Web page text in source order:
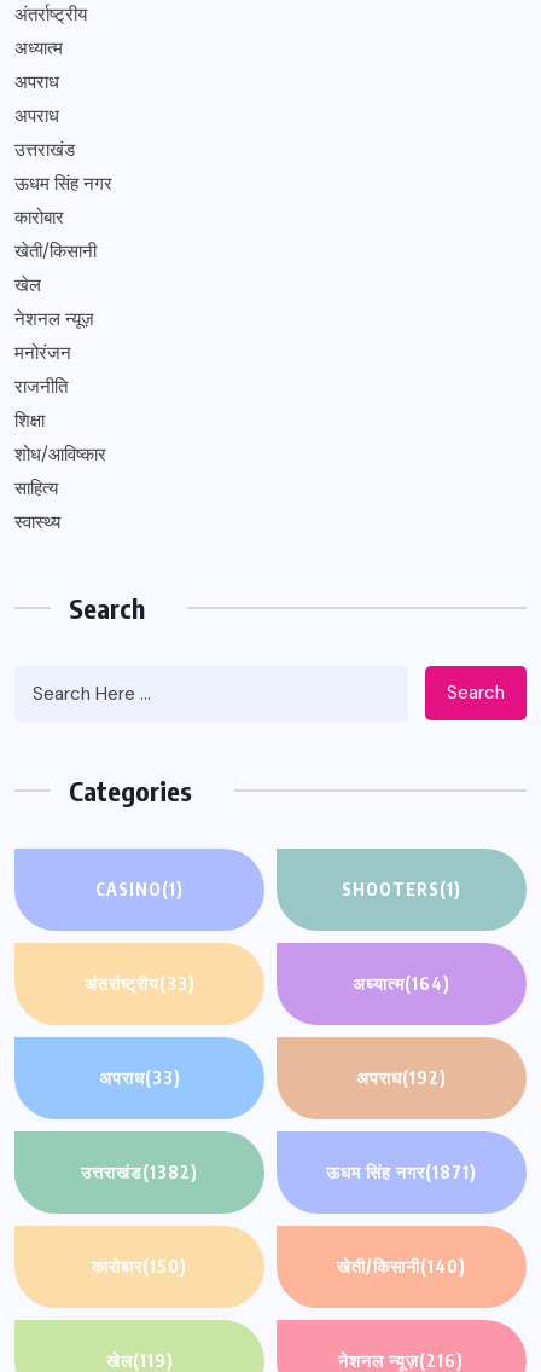
अंतर्राष्ट्रीय
अध्यात्म
अपराध
अपराध
उत्तराखंड
ऊधम सिंह नगर
कारोबार
खेती/किसानी
खेल
नेशनल न्यूज़
मनोरंजन
राजनीति
शिक्षा
शोध/आविष्कार
साहित्य
स्वास्थ्य
Search
Search
Categories
CASINO(1) SHOOTERS(1)
अंतर्राष्ट्रीय(33) अध्यात्म(164)
अपराध(33) अपराध(192)
उत्तराखंड(1382) ऊधम सिंह नगर(1871)
कारोबार(150) खेती/किसानी(140)
खेल(119) नेशनल न्यूज़(216)